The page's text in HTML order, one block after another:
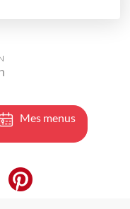
Mes menus